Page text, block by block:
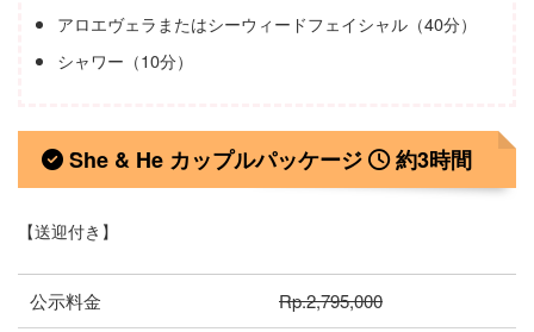
アロエヴェラまたはシーウィードフェイシャル（40分）
シャワー（10分）
She & He カップルパッケージ 約3時間
【送迎付き】
公示料金 Rp.2,795,000